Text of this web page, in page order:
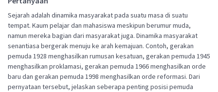
Sejarah adalah dinamika masyarakat pada suatu masa di suatu
tempat. Kaum pelajar dan mahasiswa meskipun berumur muda,
namun mereka bagian dari masyarakat juga. Dinamika masyarakat
senantiasa bergerak menuju ke arah kemajuan. Contoh, gerakan
pemuda 1928 menghasilkan rumusan kesatuan, gerakan pemuda 1945
menghasilkan proklamasi, gerakan pemuda 1966 menghasilkan orde
baru dan gerakan pemuda 1998 menghasilkan orde reformasi. Dari
pernyataan tersebut, jelaskan seberapa penting posisi pemuda